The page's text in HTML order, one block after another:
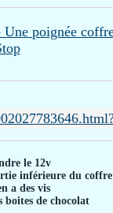
le 12v
inférieure du coffre
a des vis
boites de chocolat